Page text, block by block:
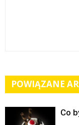
POWIĄZANE
Co